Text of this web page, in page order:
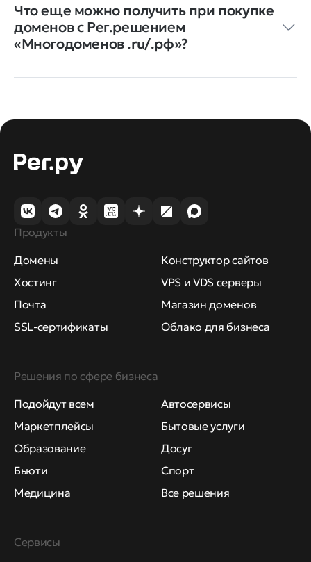
Что еще можно получить при покупке
доменов с Рег.решением
«Многодоменов .ru/.рф»?
Продукты
Домены
Хостинг
Почта
SSL-сертификаты
Конструктор сайтов
VPS и VDS серверы
Магазин доменов
Облако для бизнеса
Решения по сфере бизнеса
Подойдут всем
Маркетплейсы
Образование
Бьюти
Медицина
Автосервисы
Бытовые услуги
Досуг
Спорт
Все решения
Сервисы